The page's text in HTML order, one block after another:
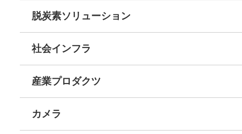
脱炭素ソリューション
社会インフラ
産業プロダクツ
カメラ